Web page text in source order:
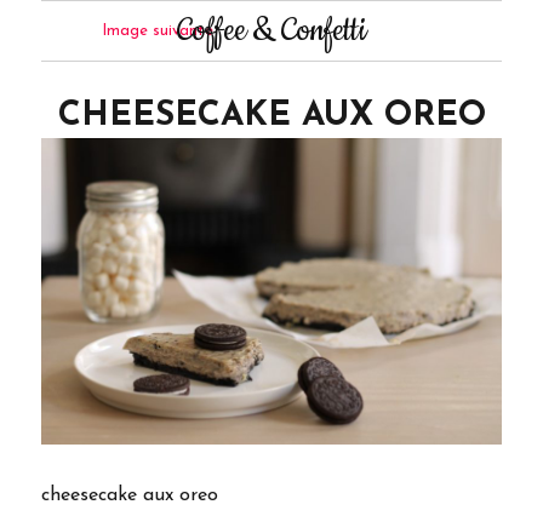
Coffee & Confetti
Image suivante
CHEESECAKE AUX OREO
cheesecake aux oreo